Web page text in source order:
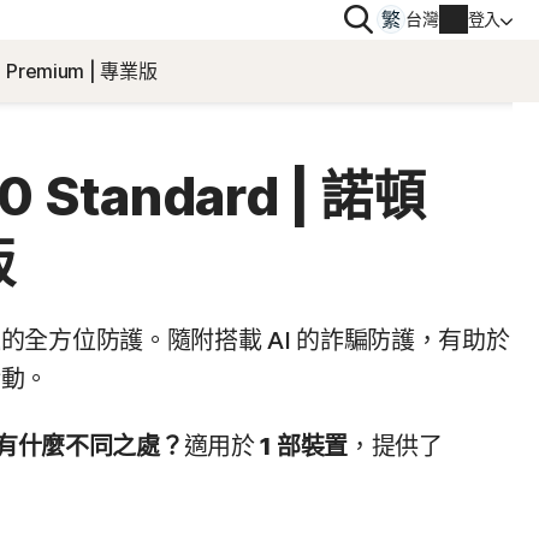
隱私
尋
台灣 登入
帳戶資訊
續購
輸入您的產品金鑰
Premium | 專業版
Standard | 諾頓
全方位防護。隨附搭載 AI 的詐騙防護，有助於
。
麼不同之處？適用於1 部裝置， 提供了